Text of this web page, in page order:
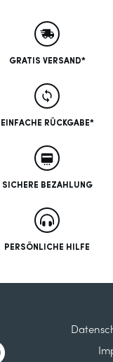
GRATIS VERSAND*
EINFACHE RÜCKGABE*
SICHERE BEZAHLUNG
PERSÖNLICHE HILFE